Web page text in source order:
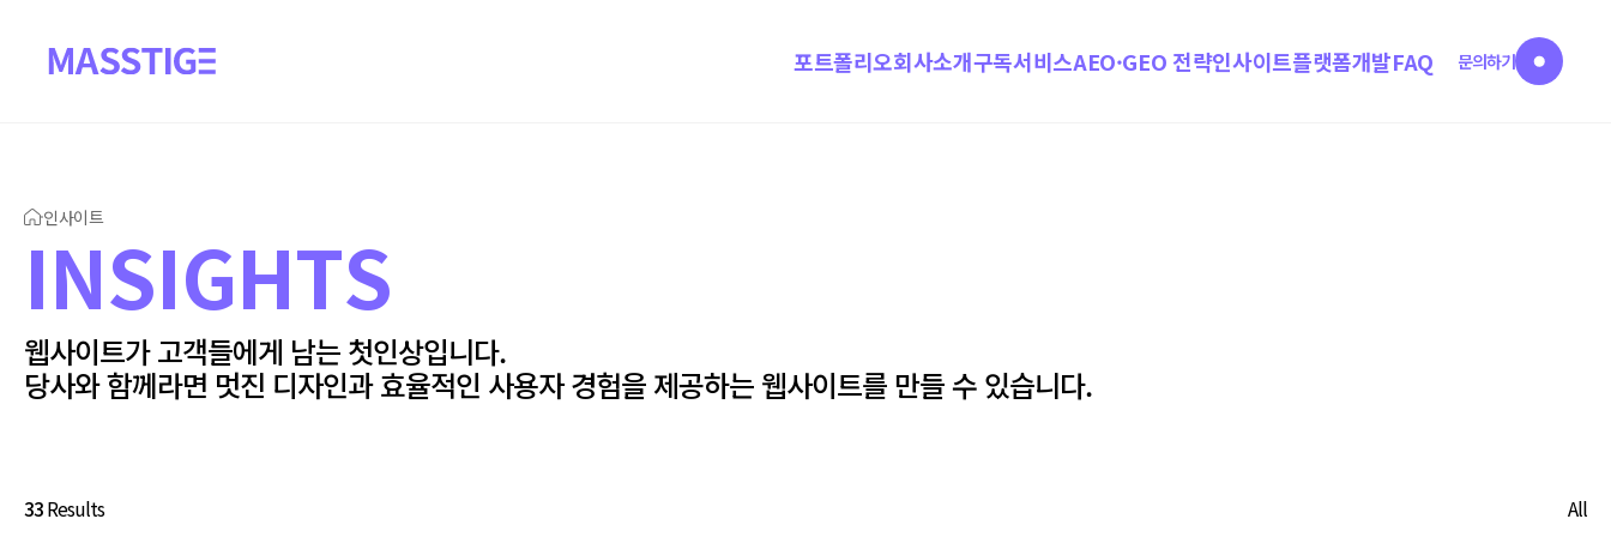
포트폴리오회사소개구독서비스AEO·GEO 전략인사이트플랫폼개발FAQ 문의하기
인사이트
INSIGHTS
웹사이트가 고객들에게 남는 첫인상입니다.
당사와 함께라면 멋진 디자인과 효율적인 사용자 경험을 제공하는 웹사이트를 만들 수 있습니다.
33Results All